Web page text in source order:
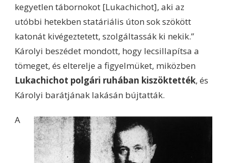
kegyetlen tábornokot [Lukachichot], aki az
utóbbi hetekben statáriális úton sok szökött
katonát kivégeztetett, szolgáltassák ki nekik.”
Károlyi beszédet mondott, hogy lecsillapítsa a
tömeget, és elterelje a figyelmüket, miközben
Lukachichot polgári ruhában kiszöktették, és
Károlyi barátjának lakásán bújtatták.
A